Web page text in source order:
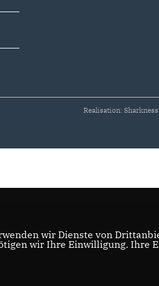
Realisation:
wir Dienste von
wir Ihre Einwilligung. Ihre